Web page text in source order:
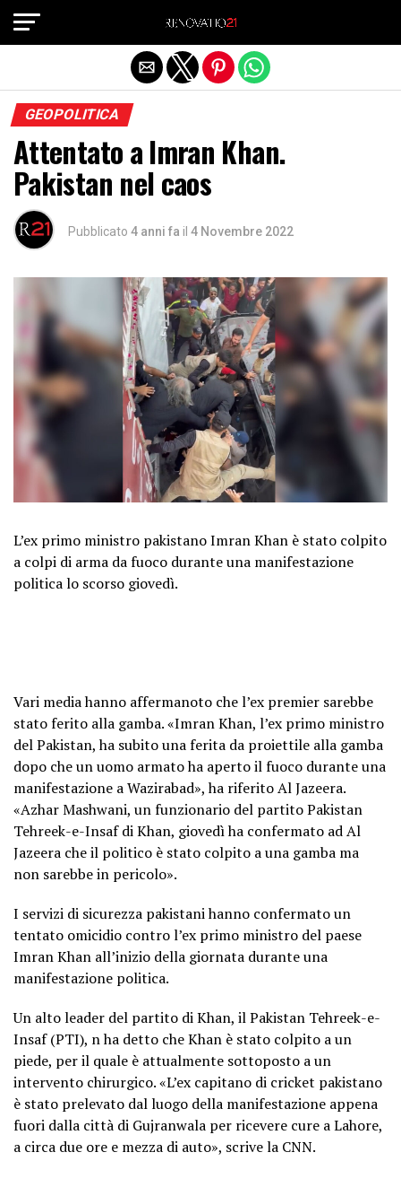
GEOPOLITICA
Attentato a Imran Khan.
Pakistan nel caos
Pubblicato 4 anni fa il 4 Novembre 2022
L’ex primo ministro pakistano Imran Khan è stato colpito
a colpi di arma da fuoco durante una manifestazione
politica lo scorso giovedì.
Vari media hanno affermanoto che l’ex premier sarebbe
stato ferito alla gamba. «Imran Khan, l’ex primo ministro
del Pakistan, ha subito una ferita da proiettile alla gamba
dopo che un uomo armato ha aperto il fuoco durante una
manifestazione a Wazirabad», ha riferito Al Jazeera.
«Azhar Mashwani, un funzionario del partito Pakistan
Tehreek-e-Insaf di Khan, giovedì ha confermato ad Al
Jazeera che il politico è stato colpito a una gamba ma
non sarebbe in pericolo».
I servizi di sicurezza pakistani hanno confermato un
tentato omicidio contro l’ex primo ministro del paese
Imran Khan all’inizio della giornata durante una
manifestazione politica.
Un alto leader del partito di Khan, il Pakistan Tehreek-e-
Insaf (PTI), n ha detto che Khan è stato colpito a un
piede, per il quale è attualmente sottoposto a un
intervento chirurgico. «L’ex capitano di cricket pakistano
è stato prelevato dal luogo della manifestazione appena
fuori dalla città di Gujranwala per ricevere cure a Lahore,
a circa due ore e mezza di auto», scrive la CNN.
Exit mobile version